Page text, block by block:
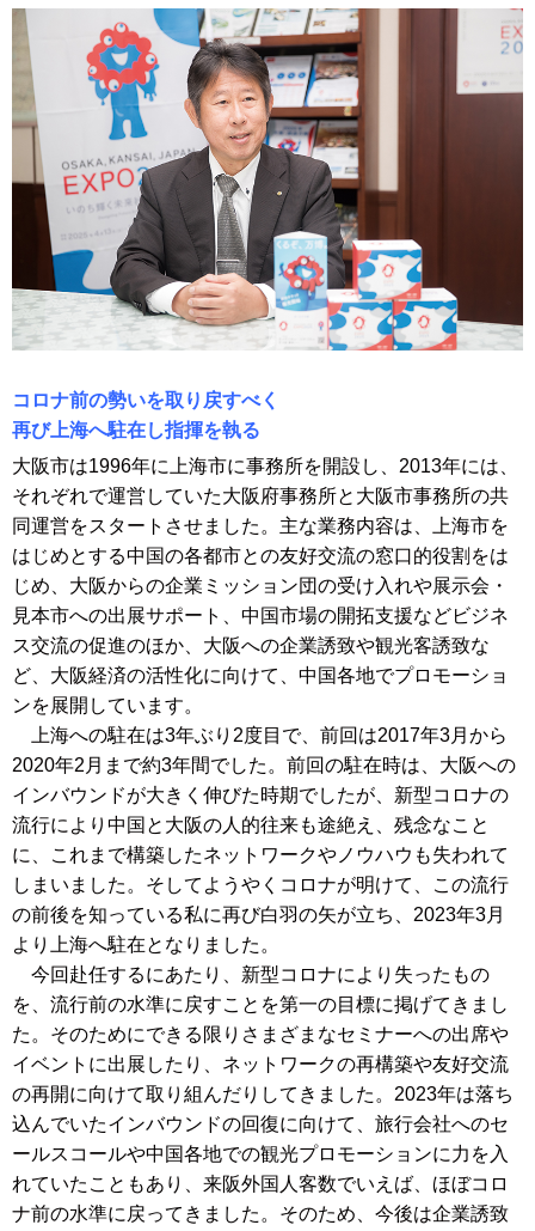
コロナ前の勢いを取り戻すべく
再び上海へ駐在し指揮を執る
大阪市は1996年に上海市に事務所を開設し、2013年には、
それぞれで運営していた大阪府事務所と大阪市事務所の共
同運営をスタートさせました。主な業務内容は、上海市を
はじめとする中国の各都市との友好交流の窓口的役割をは
じめ、大阪からの企業ミッション団の受け入れや展示会・
見本市への出展サポート、中国市場の開拓支援などビジネ
ス交流の促進のほか、大阪への企業誘致や観光客誘致な
ど、大阪経済の活性化に向けて、中国各地でプロモーショ
ンを展開しています。
上海への駐在は3年ぶり2度目で、前回は2017年3月から
2020年2月まで約3年間でした。前回の駐在時は、大阪への
インバウンドが大きく伸びた時期でしたが、新型コロナの
流行により中国と大阪の人的往来も途絶え、残念なこと
に、これまで構築したネットワークやノウハウも失われて
しまいました。そしてようやくコロナが明けて、この流行
の前後を知っている私に再び白羽の矢が立ち、2023年3月
より上海へ駐在となりました。
今回赴任するにあたり、新型コロナにより失ったもの
を、流行前の水準に戻すことを第一の目標に掲げてきまし
た。そのためにできる限りさまざまなセミナーへの出席や
イベントに出展したり、ネットワークの再構築や友好交流
の再開に向けて取り組んだりしてきました。2023年は落ち
込んでいたインバウンドの回復に向けて、旅行会社へのセ
ールスコールや中国各地での観光プロモーションに力を入
れていたこともあり、来阪外国人客数でいえば、ほぼコロ
ナ前の水準に戻ってきました。そのため、今後は企業誘致